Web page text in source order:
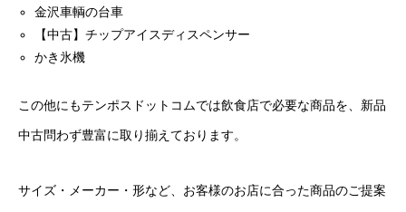
金沢車輌の台車
【中古】チップアイスディスペンサー
かき氷機
この他にもテンポスドットコムでは飲食店で必要な商品を、新品
中古問わず豊富に取り揃えております。
サイズ・メーカー・形など、お客様のお店に合った商品のご提案